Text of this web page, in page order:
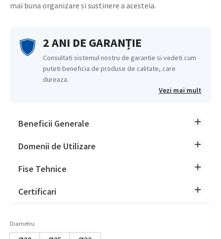
mai buna organizare si sustinere a acesteia.
2 ANI DE GARANȚIE
Consultati sistemul nostru de garantie si vedeti cum
puteti beneficia de produse de calitate, care
dureaza.
Vezi mai mult
Beneficii Generale
Domenii de Utilizare
Fise Tehnice
Certificari
Diametru